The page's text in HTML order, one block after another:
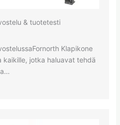
& tuotetesti
Klapikone
kaikille, jotka haluavat tehdä